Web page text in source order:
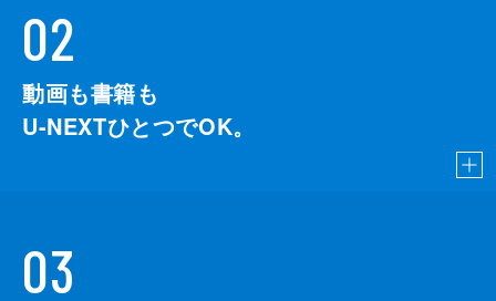
02
動画も書籍も
U-NEXTひとつでOK。
03